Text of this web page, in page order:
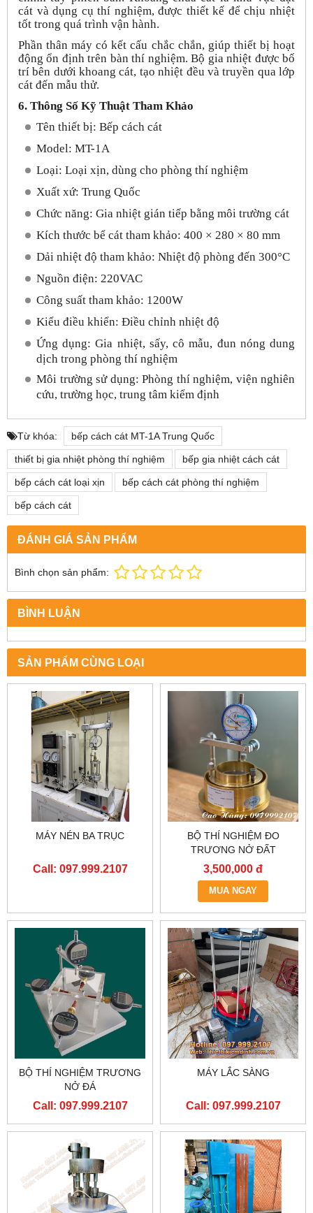
cát và dụng cụ thí nghiệm, được thiết kế để chịu nhiệt
tốt trong quá trình vận hành.
Phần thân máy có kết cấu chắc chắn, giúp thiết bị hoạt
động ổn định trên bàn thí nghiệm. Bộ gia nhiệt được bố
trí bên dưới khoang cát, tạo nhiệt đều và truyền qua lớp
cát đến mẫu thử.
6. Thông Số Kỹ Thuật Tham Khảo
Tên thiết bị: Bếp cách cát
Model: MT-1A
Loại: Loại xịn, dùng cho phòng thí nghiệm
Xuất xứ: Trung Quốc
Chức năng: Gia nhiệt gián tiếp bằng môi trường cát
Kích thước bể cát tham khảo: 400 × 280 × 80 mm
Dải nhiệt độ tham khảo: Nhiệt độ phòng đến 300°C
Nguồn điện: 220VAC
Công suất tham khảo: 1200W
Kiểu điều khiển: Điều chỉnh nhiệt độ
Ứng dụng: Gia nhiệt, sấy, cô mẫu, đun nóng dung
dịch trong phòng thí nghiệm
Môi trường sử dụng: Phòng thí nghiệm, viện nghiên
cứu, trường học, trung tâm kiểm định
Từ khóa: bếp cách cát MT-1A Trung Quốc
thiết bị gia nhiệt phòng thí nghiệm bếp gia nhiệt cách cát
bếp cách cát loại xịn bếp cách cát phòng thí nghiệm
bếp cách cát
ĐÁNH GIÁ SẢN PHẨM
Bình chọn sản phẩm:
BÌNH LUẬN
SẢN PHẨM CÙNG LOẠI
MÁY NÉN BA TRỤC
Call: 097.999.2107
BỘ THÍ NGHIỆM ĐO
TRƯƠNG NỞ ĐẤT
3,500,000 đ
MUA NGAY
BỘ THÍ NGHIỆM TRƯƠNG
NỞ ĐÁ
Call: 097.999.2107
MÁY LẮC SÀNG
Call: 097.999.2107